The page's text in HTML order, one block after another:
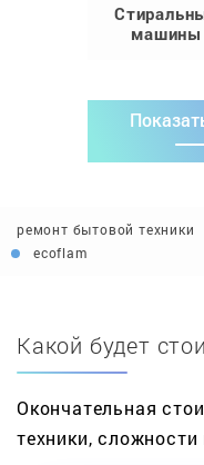
машины
ремонт бытовой техники
ecoflam
Какой будет
Окончательная
техники,